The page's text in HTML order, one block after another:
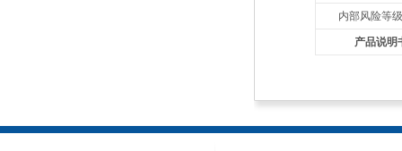
内部风险等
产品说明